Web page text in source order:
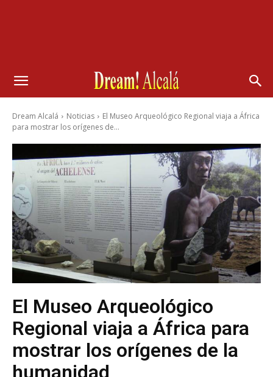
Dream Alcalá Noticias
El Museo Arqueológico Regional viaja a África
para mostrar los orígenes de...
El Museo Arqueológico
Regional viaja a África para
mostrar los orígenes de la
humanidad